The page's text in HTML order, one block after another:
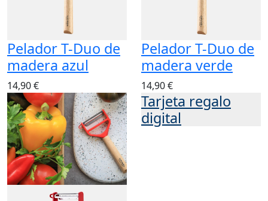
Pelador T-Duo de
madera azul
14,90 €
Pelador T-Duo de
madera verde
14,90 €
Tarjeta regalo
digital